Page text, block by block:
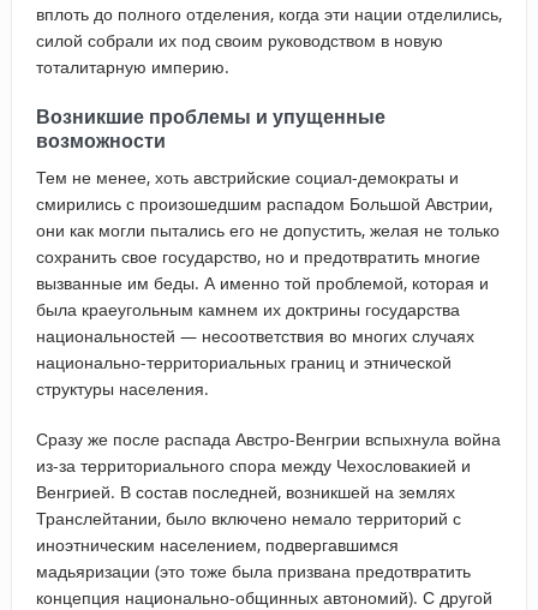
вплоть до полного отделения, когда эти нации отделились,
силой собрали их под своим руководством в новую
тоталитарную империю.
Возникшие проблемы и упущенные
возможности
Тем не менее, хоть австрийские социал-демократы и
смирились с произошедшим распадом Большой Австрии,
они как могли пытались его не допустить, желая не только
сохранить свое государство, но и предотвратить многие
вызванные им беды. А именно той проблемой, которая и
была краеугольным камнем их доктрины государства
национальностей — несоответствия во многих случаях
национально-территориальных границ и этнической
структуры населения.
Сразу же после распада Австро-Венгрии вспыхнула война
из-за территориального спора между Чехословакией и
Венгрией. В состав последней, возникшей на землях
Транслейтании, было включено немало территорий с
иноэтническим населением, подвергавшимся
мадьяризации (это тоже была призвана предотвратить
концепция национально-общинных автономий). С другой